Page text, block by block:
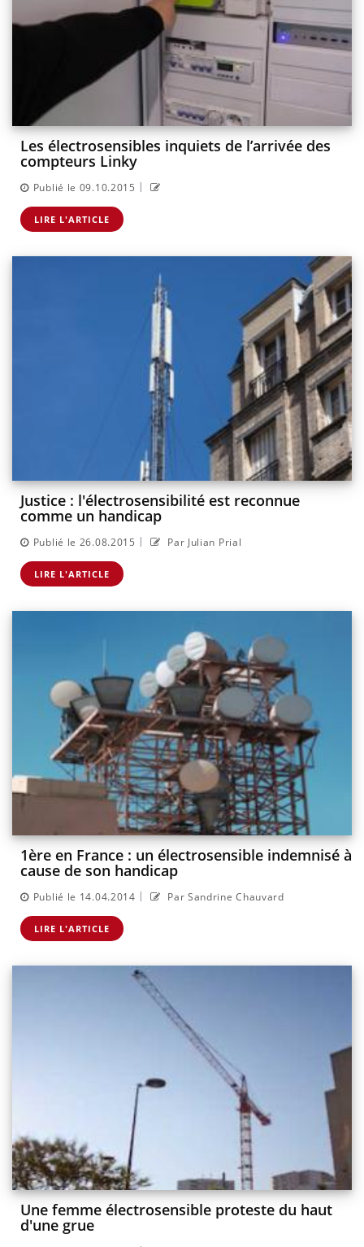
Les électrosensibles inquiets de l’arrivée des
compteurs Linky
Publié le 09.10.2015 |
LIRE L'ARTICLE
Justice : l'électrosensibilité est reconnue
comme un handicap
Publié le 26.08.2015 | Par Julian Prial
LIRE L'ARTICLE
1ère en France : un électrosensible indemnisé à
cause de son handicap
Publié le 14.04.2014 | Par Sandrine Chauvard
LIRE L'ARTICLE
Une femme électrosensible proteste du haut
d'une grue